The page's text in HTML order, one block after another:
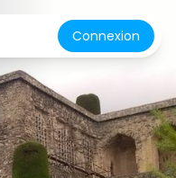
Connexion